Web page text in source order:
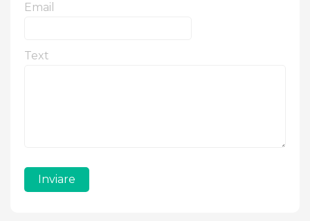
Email
Text
Inviare